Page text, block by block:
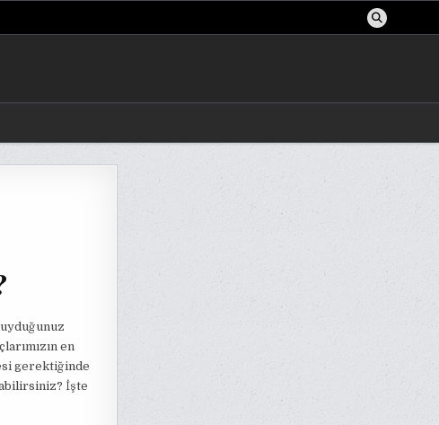
en
gerektiğinde
İşte